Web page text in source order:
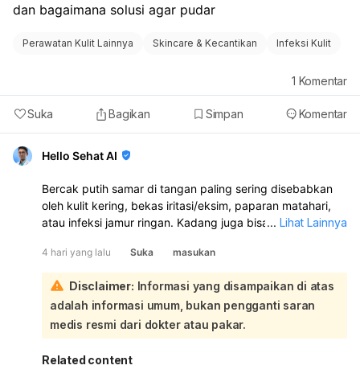
dan bagaimana solusi agar pudar
Perawatan Kulit Lainnya Skincare & Kecantikan Infeksi Kulit
Suka Bagikan Simpan Komentar
1 Komentar
Hello Sehat AI
Bercak putih samar di tangan paling sering disebabkan
oleh kulit kering, bekas iritasi/eksim, paparan matahari,
atau infeksi jamur ringan. Kadang juga bisa karena vitiligo
Solusinya tergantung penyebabnya:
Pakai pelembap rutin, terutama setelah cuci tangan.
Gunakan sunscreen di tangan agar tidak makin
kontras.
Hindari sabun keras, deterjen, dan sering menggosok
kulit.
Kalau ada gatal, bersisik, atau bercak makin banyak,
... Lihat Lainnya
4 hari yang lalu Suka masukan
Disclaimer: Informasi yang disampaikan di atas
adalah informasi umum, bukan pengganti saran
medis resmi dari dokter atau pakar.
Related content